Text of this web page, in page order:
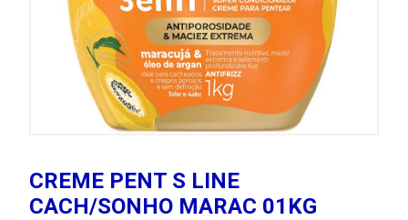
CREME PENT S LINE
CACH/SONHO MARAC 01KG